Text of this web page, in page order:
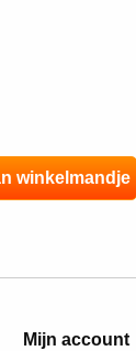
Mijn account